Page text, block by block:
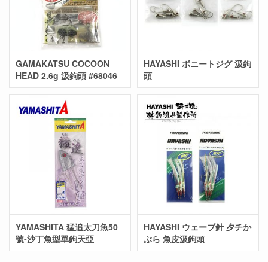
GAMAKATSU COCOON
HEAD 2.6g 汲鉤頭 #68046
HAYASHI ボニートジグ 汲鉤
頭
YAMASHITA 猛追太刀魚50
號-沙丁魚型單鉤天亞
HAYASHI ウェーブ針 夕チか
ぶら 魚皮汲鉤頭